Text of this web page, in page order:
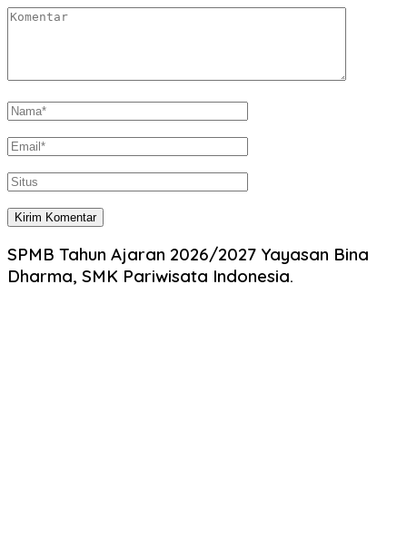
SPMB Tahun Ajaran 2026/2027 Yayasan Bina
Dharma, SMK Pariwisata Indonesia.